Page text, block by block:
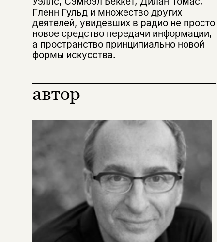
Гленн Гульд и множество других
деятелей, увидевших в радио не просто
новое средство передачи информации,
а пространство принципиально новой
формы искусства.
автор
Поделиться
Копировать Вконтакте
подписаться
да
нет, вернуться назад